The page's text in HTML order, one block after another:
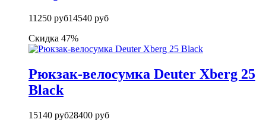
11250 руб14540 руб
Скидка 47%
Рюкзак-велосумка Deuter Xberg 25
Black
15140 руб28400 руб